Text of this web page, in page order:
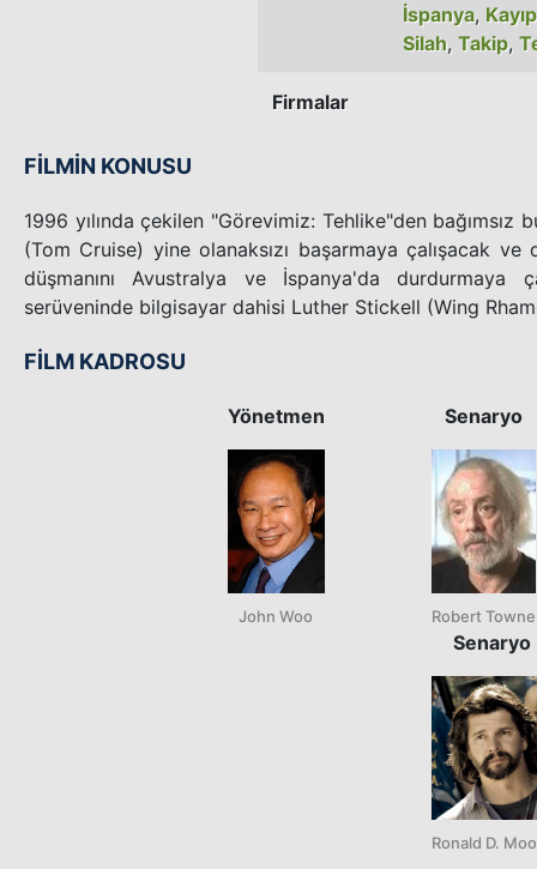
İspanya, Kayıp
Silah, Takip,
Firmalar
FİLMİN KONUSU
1996 yılında çekilen "Görevimiz: Tehlike"den
(Tom Cruise) yine olanaksızı başarmaya çalışacak
düşmanını Avustralya ve İspanya'da durdurmaya
serüveninde bilgisayar dahisi Luther Stickell (Wing
FİLM KADROSU
Yönetmen
John Woo
Senaryo
Robert Towne
Senaryo
Ronald D.